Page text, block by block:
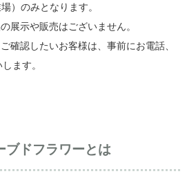
）のみとなります。
展示や販売はございません。
確認したいお客様は、事前にお電話、
ます。
ブドフラワーとは